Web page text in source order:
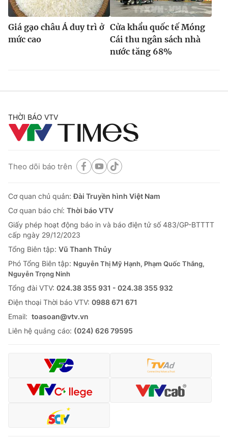
Giá gạo châu Á duy trì ở
mức cao
Cửa khẩu quốc tế Móng
Cái thu ngân sách nhà
nước tăng 68%
THỜI BÁO VTV
Theo dõi báo trên
Cơ quan chủ quản:Đài Truyền hình Việt Nam
Cơ quan báo chí: Thời báo VTV
Giấy phép hoạt động báo in và báo điện tử số 483/GP-BTTTT
cấp ngày 29/12/2023
Tổng Biên tập: Vũ Thanh Thủy
Phó Tổng Biên tập: Nguyễn Thị Mỹ Hạnh, Phạm Quốc Thắng,
Nguyễn Trọng Ninh
Tổng đài VTV: 024.38 355 931 - 024.38 355 932
Ðiện thoại Thời báo VTV: 0988 671 671
Email: toasoan@vtv.vn
Liên hệ quảng cáo: (024) 626 79595